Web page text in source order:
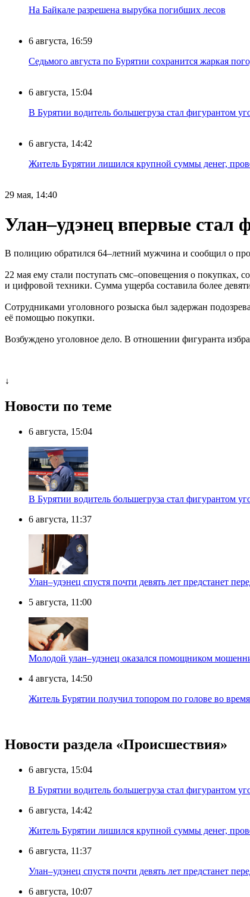
На Байкале разрешена вырубка погибших лесов
6 августа, 16:59
Седьмого августа по Бурятии сохранится жаркая
6 августа, 15:04
В Бурятии водитель большегруза стал фигурантом
6 августа, 14:42
Житель Бурятии лишился крупной суммы денег,
29 мая, 14:40
Улан–удэнец впервые стал
В полицию обратился 64–летний мужчина и сообщил о
22 мая ему стали поступать смс–оповещения о покупках,
и цифровой техники. Сумма ущерба составила более
Сотрудниками уголовного розыска был задержан
её помощью покупки.
Возбуждено уголовное дело. В отношении фигуранта
↓
Новости по теме
6 августа, 15:04
В Бурятии водитель большегруза стал фигурантом
6 августа, 11:37
Улан–удэнец спустя почти девять лет предстанет
5 августа, 11:00
Молодой улан–удэнец оказался помощником
4 августа, 14:50
Житель Бурятии получил топором по голове во
Новости раздела «Происшествия»
6 августа, 15:04
В Бурятии водитель большегруза стал фигурантом
6 августа, 14:42
Житель Бурятии лишился крупной суммы денег,
6 августа, 11:37
Улан–удэнец спустя почти девять лет предстанет
6 августа, 10:07